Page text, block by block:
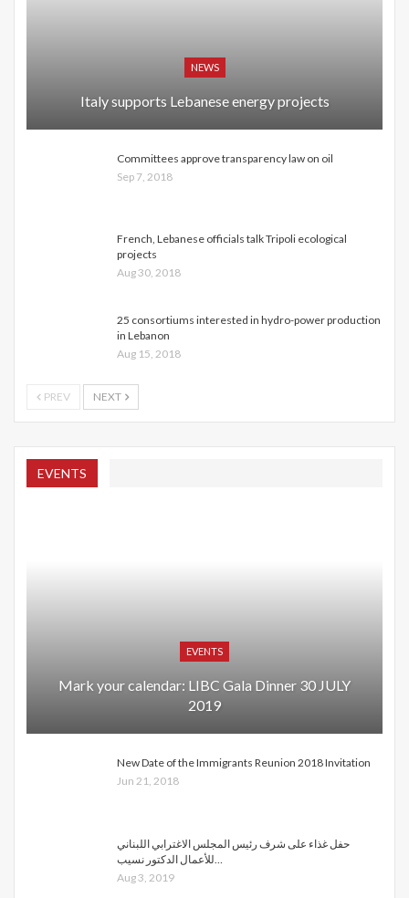
NEWS
Italy supports Lebanese energy projects
Committees approve transparency law on oil
Sep 7, 2018
French, Lebanese officials talk Tripoli ecological
projects
Aug 30, 2018
25 consortiums interested in hydro-power production
in Lebanon
Aug 15, 2018
PREV NEXT
EVENTS
EVENTS
Mark your calendar: LIBC Gala Dinner 30 JULY
2019
New Date of the Immigrants Reunion 2018 Invitation
Jun 21, 2018
حفل غذاء على شرف رئيس المجلس الاغترابي اللبناني
Aug 3, 2019